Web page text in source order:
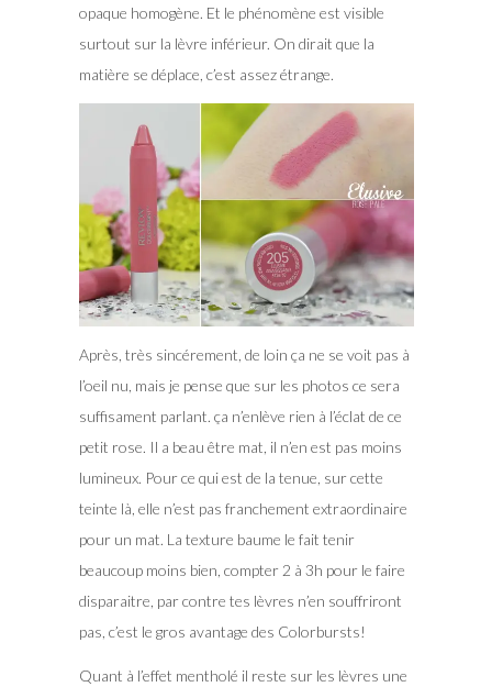
opaque homogène. Et le phénomène est visible
surtout sur la lèvre inférieur. On dirait que la
matière se déplace, c’est assez étrange.
Après, très sincérement, de loin ça ne se voit pas à
l’oeil nu, mais je pense que sur les photos ce sera
suffisament parlant. ça n’enlève rien à l’éclat de ce
petit rose. Il a beau être mat, il n’en est pas moins
lumineux. Pour ce qui est de la tenue, sur cette
teinte là, elle n’est pas franchement extraordinaire
pour un mat. La texture baume le fait tenir
beaucoup moins bien, compter 2 à 3h pour le faire
disparaitre, par contre tes lèvres n’en souffriront
pas, c’est le gros avantage des Colorbursts!
Quant à l’effet mentholé il reste sur les lèvres une